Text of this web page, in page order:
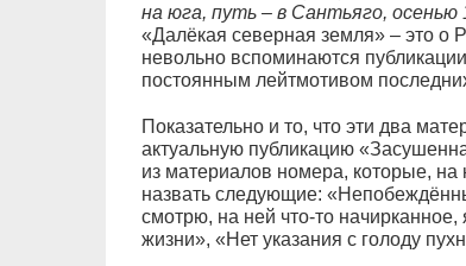
на юга, путь – в Сантьяго, осенью
«Далёкая северная земля» – это о
невольно вспоминаются
постоянным лейтмотивом
Показательно и то, что эти два
актуальную публикацию
из материалов номера, которые, на
назвать следующие:
смотрю, на ней что-то
жизни», «Нет указания с голоду